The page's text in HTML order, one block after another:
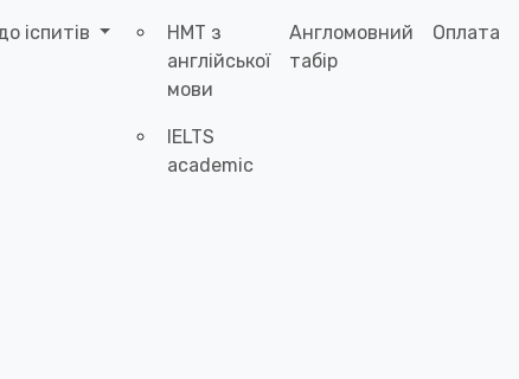
іспитів
НМТ з
англійської
мови
IELTS
academic
Англомовний
табір
Оплата